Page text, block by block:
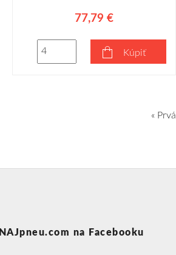
77,79 €
Kúpiť
« Prvá
NAJpneu.com na Facebooku